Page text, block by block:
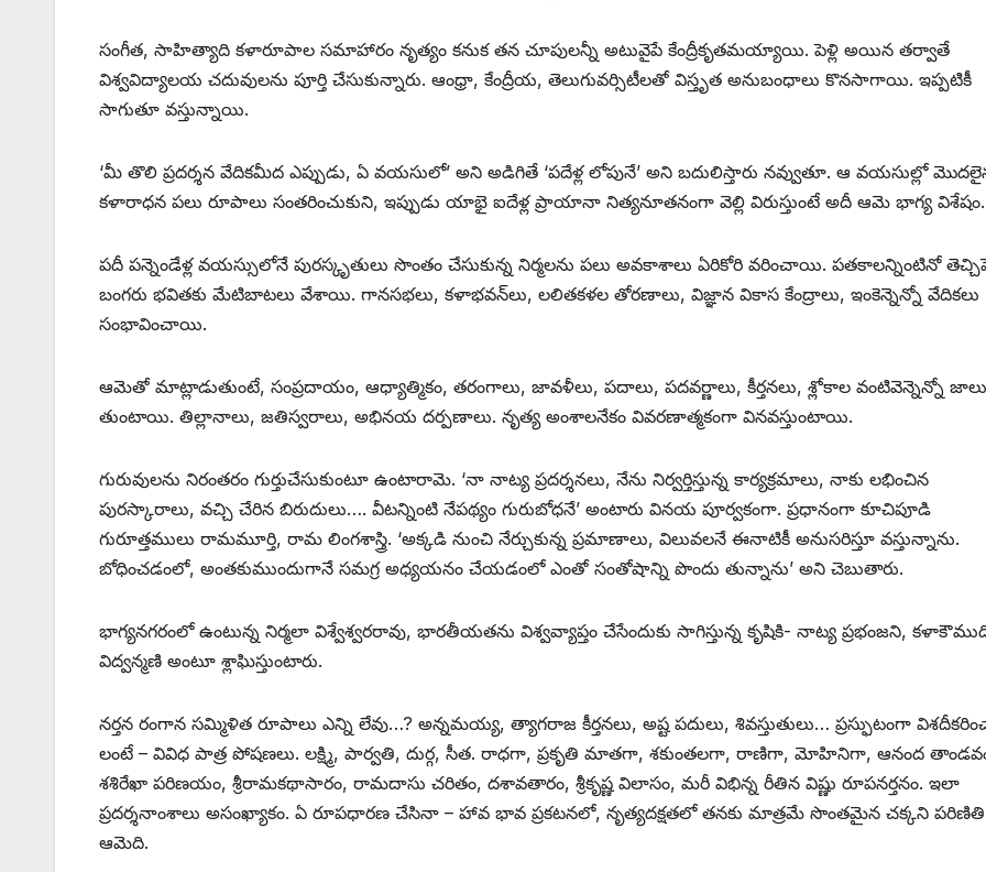
సంగీత, సాహిత్యాది కళారూపాల సమాహారం నృత్యం కనుక తన చూపులన్నీ అటువైపే కేంద్రీకృతమయ్యాయి. పెళ్లి అయిన తర్వాతే
విశ్వవిద్యాలయ చదువులను పూర్తి చేసుకున్నారు. ఆంధ్రా, కేంద్రీయ, తెలుగువర్సిటీలతో విస్తృత అనుబంధాలు కొనసాగాయి. ఇప్పటికీ
సాగుతూ వస్తున్నాయి.
‘మీ తొలి ప్రదర్శన వేదికమీద ఎప్పుడు, ఏ వయసులో’ అని అడిగితే ‘పదేళ్ల లోపునే’ అని బదులిస్తారు నవ్వుతూ. ఆ వయసుల్లో
కళారాధన పలు రూపాలు సంతరించుకుని, ఇప్పుడు యాభై ఐదేళ్ల ప్రాయానా నిత్యనూతనంగా వెల్లి విరుస్తుంటే అదీ ఆమె భాగ్య విశేషం.
పదీ పన్నెండేళ్ల వయస్సులోనే పురస్కృతులు సొంతం చేసుకున్న నిర్మలను పలు అవకాశాలు ఏరికోరి వరించాయి. పతకాలన్నింటినో
బంగరు భవితకు మేటిబాటలు వేశాయి. గానసభలు, కళాభవన్‌లు, లలితకళల తోరణాలు, విజ్ఞాన వికాస కేంద్రాలు, ఇంకెన్నెన్నో వేదికలు
సంభావించాయి.
ఆమెతో మాట్లాడుతుంటే, సంప్రదాయం, ఆధ్యాత్మికం, తరంగాలు, జావళీలు, పదాలు, పదవర్ణాలు, కీర్తనలు, శ్లోకాల వంటివెన్నెన్నో
తుంటాయి. తిల్లానాలు, జతిస్వరాలు, అభినయ దర్పణాలు. నృత్య అంశాలనేకం వివరణాత్మకంగా వినవస్తుంటాయి.
గురువులను నిరంతరం గుర్తుచేసుకుంటూ ఉంటారామె. ‘నా నాట్య ప్రదర్శనలు, నేను నిర్వర్తిస్తున్న కార్యక్రమాలు, నాకు లభించిన
పురస్కారాలు, వచ్చి చేరిన బిరుదులు…. వీటన్నింటి నేపథ్యం గురుబోధనే’ అంటారు వినయ పూర్వకంగా. ప్రధానంగా కూచిపూడి
గురూత్తములు రామమూర్తి, రామ లింగశాస్త్రి. ‘అక్కడి నుంచి నేర్చుకున్న ప్రమాణాలు, విలువలనే ఈనాటికీ అనుసరిస్తూ వస్తున్నాను.
బోధించడంలో, అంతకుముందుగానే సమగ్ర అధ్యయనం చేయడంలో ఎంతో సంతోషాన్ని పొందు తున్నాను’ అని చెబుతారు.
భాగ్యనగరంలో ఉంటున్న నిర్మలా విశ్వేశ్వరరావు, భారతీయతను విశ్వవ్యాప్తం చేసేందుకు సాగిస్తున్న కృషికి- నాట్య ప్రభంజని,
విద్వన్మణి అంటూ శ్లాఘిస్తుంటారు.
నర్తన రంగాన సమ్మిళిత రూపాలు ఎన్ని లేవు…? అన్నమయ్య, త్యాగరాజ కీర్తనలు, అష్ట పదులు, శివస్తుతులు… ప్రస్ఫుటంగా
లంటే – వివిధ పాత్ర పోషణలు. లక్ష్మి, పార్వతి, దుర్గ, సీత. రాధగా, ప్రకృతి మాతగా, శకుంతలగా, రాణిగా, మోహినిగా, ఆనంద
శశిరేఖా పరిణయం, శ్రీరామకథాసారం, రామదాసు చరితం, దశావతారం, శ్రీకృష్ణ విలాసం, మరీ విభిన్న రీతిన విష్ణు రూపనర్తనం. ఇలా
ప్రదర్శనాంశాలు అసంఖ్యాకం. ఏ రూపధారణ చేసినా – హావ భావ ప్రకటనలో, నృత్యదక్షతలో తనకు మాత్రమే సొంతమైన చక్కని పరిణితి
ఆమెది.